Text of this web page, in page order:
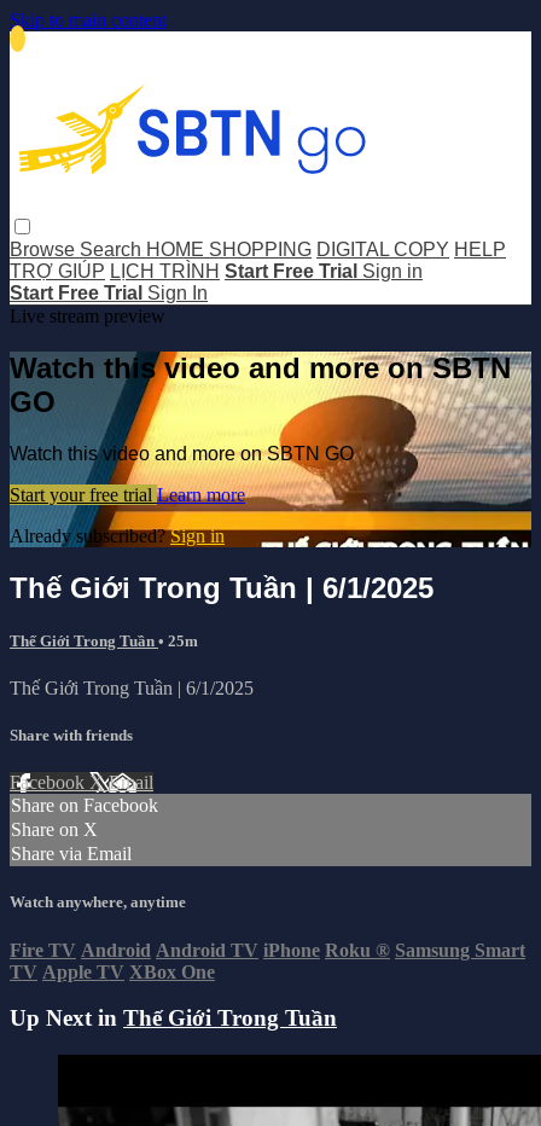
Skip to main content
Browse Search HOME SHOPPING DIGITAL COPY HELP
TRỢ GIÚP LỊCH TRÌNH Start Free Trial Sign in
Start Free Trial Sign In
Live stream preview
Watch this video and more on SBTN
GO
Watch this video and more on SBTN GO
Start your free trial Learn more
Already subscribed?Sign in
Thế Giới Trong Tuần | 6/1/2025
Thế Giới Trong Tuần • 25m
Thế Giới Trong Tuần | 6/1/2025
Share with friends
Facebook XEmail
Share on Facebook
Share on X
Share via Email
Watch anywhere, anytime
Fire TV Android Android TV iPhone Roku ® Samsung Smart
TV Apple TV XBox One
Up Next in Thế Giới Trong Tuần